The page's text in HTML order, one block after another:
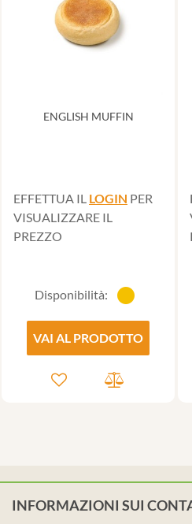
ENGLISH MUFFIN
EFFETTUA IL LOGIN PER
VISUALIZZARE IL
PREZZO
Disponibilità:
VAI AL PRODOTTO
INFORMAZIONI SUI